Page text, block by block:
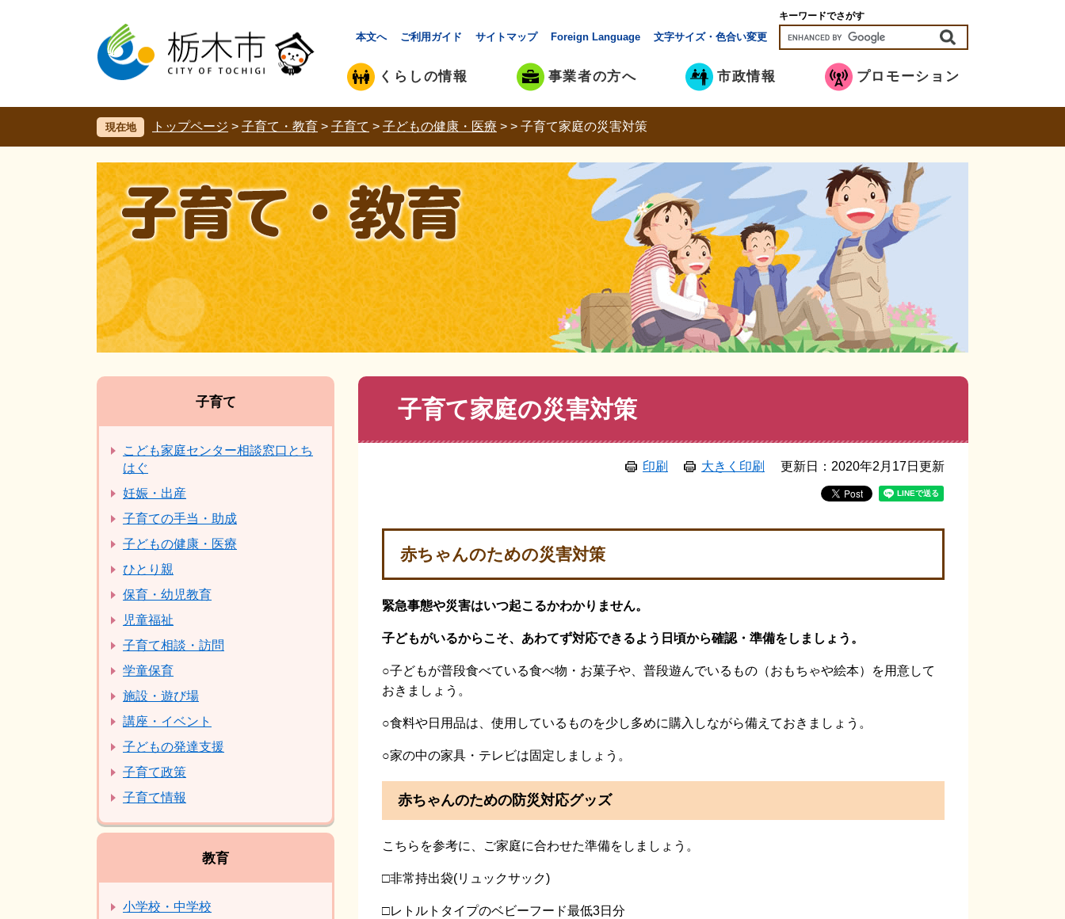
で
ば
本文へ ご利用ガイド サイトマップ Foreign Language 文字サイズ・色合い変更
キーワードでさがす
くらしの情報 事業者の方へ 市政情報 プロモーション
現在地 トップページ > 子育て・教育 > 子育て > 子どもの健康・医療 > > 子育て家庭の災害対策
子育て家庭の災害対策
印刷 大きく印刷 更新日：2020年2月17日更新
赤ちゃんのための災害対策
緊急事態や災害はいつ起こるかわかりません。
子どもがいるからこそ、あわてず対応できるよう日頃から確認・準備をしましょう。
○子どもが普段食べている食べ物・お菓子や、普段遊んでいるもの（おもちゃや絵本）を用意して
おきましょう。
○食料や日用品は、使用しているものを少し多めに購入しながら備えておきましょう。
○家の中の家具・テレビは固定しましょう。
赤ちゃんのための防災対応グッズ
こちらを参考に、ご家庭に合わせた準備をしましょう。
□非常持出袋(リュックサック)
□レトルトタイプのベビーフード最低3日分
子育て
こども家庭センター相談窓口とち
はぐ
妊娠・出産
子育ての手当・助成
子どもの健康・医療
ひとり親
保育・幼児教育
児童福祉
子育て相談・訪問
学童保育
施設・遊び場
講座・イベント
子どもの発達支援
子育て政策
子育て情報
教育
小学校・中学校